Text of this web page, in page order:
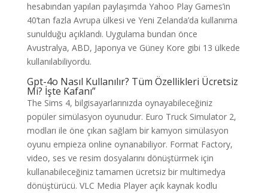
hesabından yapılan paylaşımda Yahoo Play Games’in
40’tan fazla Avrupa ülkesi ve Yeni Zelanda’da kullanıma
sunulduğu açıklandı. Uygulama bundan önce
Avustralya, ABD, Japonya ve Güney Kore gibi 13 ülkede
kullanılabiliyordu.
Gpt-4o Nasıl Kullanılır? Tüm Özellikleri Ücretsiz
Mi? İşte Kafanı”
The Sims 4, bilgisayarlarınızda oynayabileceğiniz
popüler simülasyon oyunudur. Euro Truck Simulator 2,
modları ile öne çıkan sağlam bir kamyon simülasyon
oyunu empieza online oynanabiliyor. Format Factory,
video, ses ve resim dosyalarını dönüştürmek için
kullanabileceğiniz tamamen ücretsiz bir multimedya
dönüştürücü. VLC Media Player açık kaynak kodlu